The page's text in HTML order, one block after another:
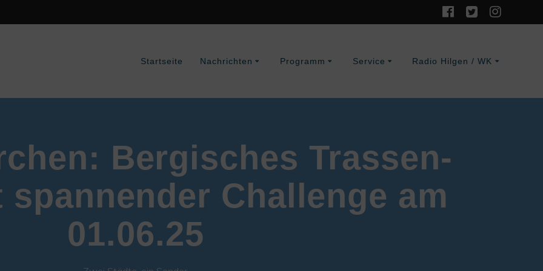
Startseite Nachrichten Programm Service Radio Hilgen / WK
Bergisches Trassen-
Challenge am
01.06.25